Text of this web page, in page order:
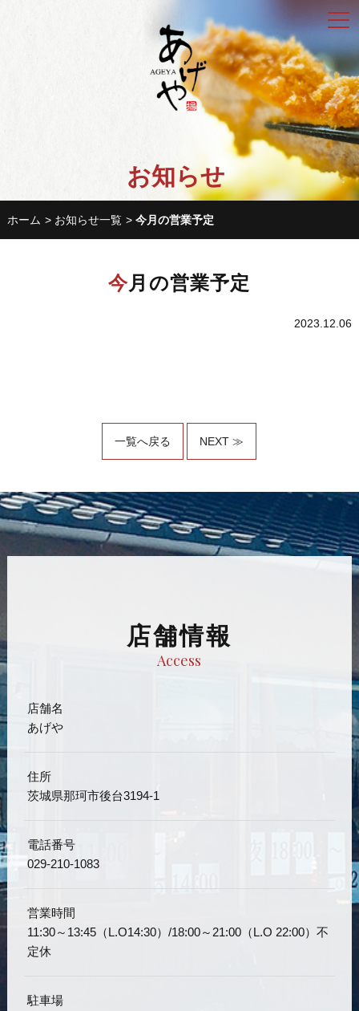
お知らせ
ホーム お知らせ一覧 今月の営業予定
今月の営業予定
2023.12.06
一覧へ戻る NEXT ≫
店舗情報
Access
店舗名
あげや
住所
茨城県那珂市後台3194-1
電話番号
029-210-1083
営業時間
11:30～13:45（L.O14:30）/18:00～21:00（L.O 22:00）不
定休
駐車場